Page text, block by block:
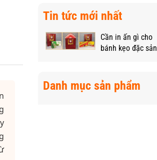
Tin tức mới nhất
Cần in ấn gì cho
bánh kẹo đặc sản
phẩm?
Danh mục sản phẩm